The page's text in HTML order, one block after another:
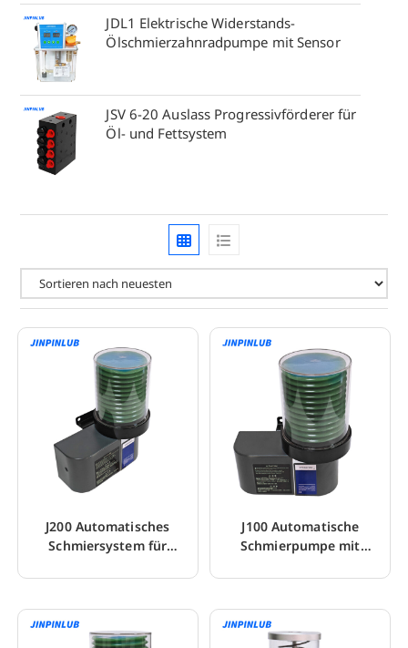
JDL1 Elektrische Widerstands-
Ölschmierzahnradpumpe mit Sensor
JSV 6-20 Auslass Progressivförderer für
Öl- und Fettsystem
J200 Automatisches
Schmiersystem für
J100 Automatische
Schmierpumpe mit